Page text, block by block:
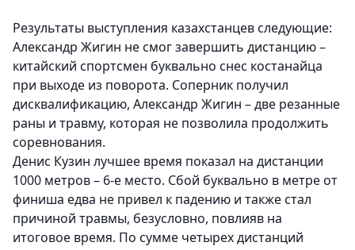
Результаты выступления казахстанцев следующие:
Александр Жигин не смог завершить дистанцию –
китайский спортсмен буквально снес костанайца
при выходе из поворота. Соперник получил
дисквалификацию, Александр Жигин – две резанные
раны и травму, которая не позволила продолжить
соревнования.
Денис Кузин лучшее время показал на дистанции
1000 метров – 6-е место. Сбой буквально в метре от
финиша едва не привел к падению и также стал
причиной травмы, безусловно, повлияв на
итоговое время. По сумме четырех дистанций